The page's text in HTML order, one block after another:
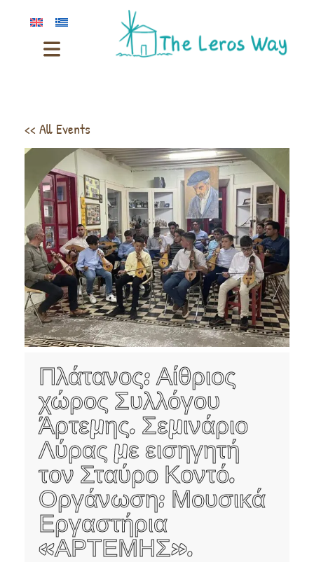
<< All Events
Πλάτανος: Αίθριος
χώρος Συλλόγου
Άρτεμης. Σεμινάριο
Λύρας με εισηγητή
τον Σταύρο Κοντό.
Οργάνωση: Μουσικά
Εργαστήρια
«ΑΡΤΕΜΗΣ».